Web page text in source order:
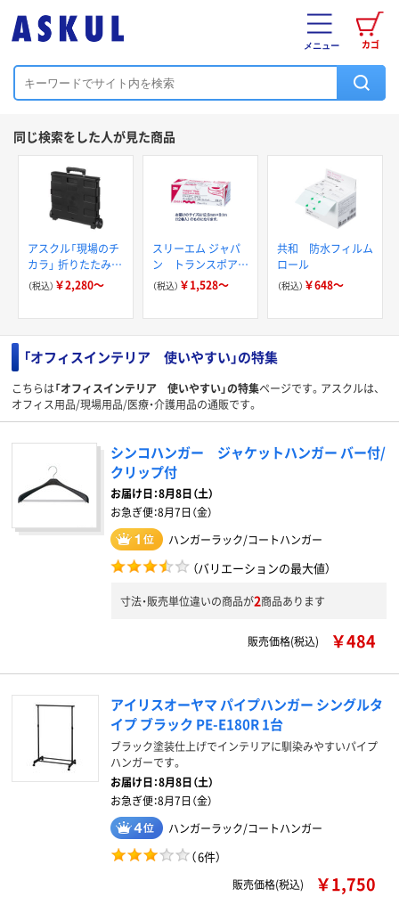
カゴ
メニュー
同じ検索をした人が見た商品
アスクル「現場のチ
カラ」 折りたたみコ
ンテナキャリーカー
（税込） ￥2,280～
スリーエム ジャパ
ン トランスポア
ホワイト サージカ
（税込） ￥1,528～
共和 防水フィルム
ロール
（税込） ￥648～
「オフィスインテリア 使いやすい」の特集
こちらは「オフィスインテリア 使いやすい」の特集ページです。アスクルは、
オフィス用品/現場用品/医療・介護用品の通販です。
シンコハンガー ジャケットハンガー バー付/
クリップ付
お届け日：8月8日（土）
お急ぎ便：8月7日（金）
ハンガーラック/コートハンガー
（バリエーションの最大値）
寸法・販売単位違いの商品が2商品あります
販売価格(税込) ￥484
アイリスオーヤマ パイプハンガー シングルタ
イプ ブラック PE-E180R 1台
ブラック塗装仕上げでインテリアに馴染みやすいパイプ
ハンガーです。
お届け日：8月8日（土）
お急ぎ便：8月7日（金）
ハンガーラック/コートハンガー
（6件）
販売価格(税込) ￥1,750